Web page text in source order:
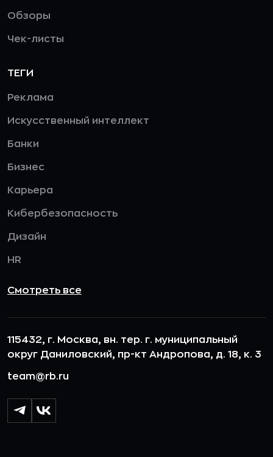
Обзоры
Чек-листы
ТЕГИ
Реклама
Искусственный интеллект
Банки
Бизнес
Карьера
Кибербезопасность
Дизайн
HR
Смотреть все
115432, г. Москва, вн. тер. г. муниципальный
округ Даниловский, пр-кт Андропова, д. 18, к. 3
team@rb.ru